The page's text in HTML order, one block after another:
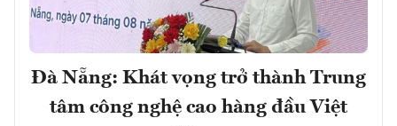
Đà Nẵng: Khát vọng trở thành Trung
tâm công nghệ cao hàng đầu Việt